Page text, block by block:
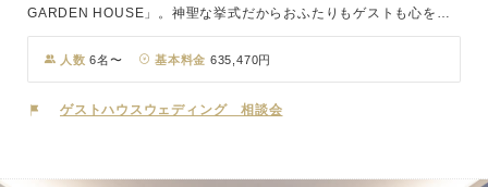
GARDEN HOUSE」。神聖な挙式だからおふたりもゲストも心をま
っさらにして臨んでほしい。そんな思いを込めてチャペルは余分な装
飾を一切なくし、できるだけ自然光を生かせるピュアホワイトで統
一。純白の空間で誓った永遠。ふりそそぐ光がおふたりの歩む道をま
っすぐに示してくれます。会食は自然光が差し込む明るいメインホー
人数 6名〜 基本料金 635,470円
ゲストハウスウェディング 相談会